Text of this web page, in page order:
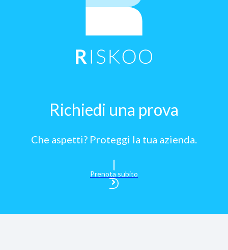
Richiedi una prova
Che aspetti? Proteggi la tua azienda.
Prenota subito